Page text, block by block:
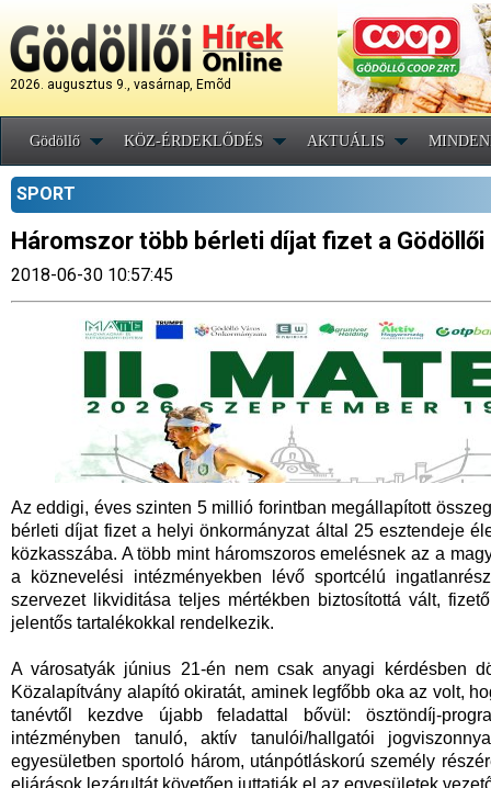
2026. augusztus 9., vasárnap, Emõd
Gödöllő KÖZ-ÉRDEKLŐDÉS AKTUÁLIS
SPORT
Háromszor több bérleti díjat fizet a
2018-06-30 10:57:45
Az eddigi, éves szinten 5 millió forintban megállapított
bérleti díjat fizet a helyi önkormányzat által 25 esztendeje
közkasszába. A több mint háromszoros emelésnek az a
a köznevelési intézményekben lévő sportcélú
szervezet likviditása teljes mértékben biztosítottá vált,
jelentős tartalékokkal rendelkezik.
A városatyák június 21-én nem csak anyagi kérdésben
Közalapítvány alapító okiratát, aminek legfőbb oka az volt,
tanévtől kezdve újabb feladattal bővül: ösztöndíj-
intézményben tanuló, aktív tanulói/hallgatói
egyesületben sportoló három, utánpótláskorú személy